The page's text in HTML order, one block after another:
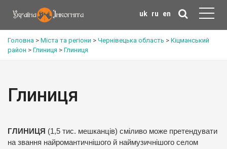
uk ru en
Головна > Міста та регіони > Чернівецька область > Кіцманський
район > Глиниця > Глиниця
Глиниця
ГЛИНИЦЯ (1,5 тис. мешканців) сміливо може претендувати
на звання найромантичнішого й наймузичнішого селом